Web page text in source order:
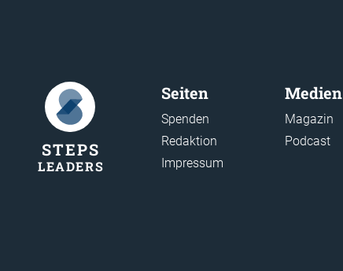
STEPS
LEADERS
Seiten
Spenden
Redaktion
Impressum
Medien
Magazin
Podcast